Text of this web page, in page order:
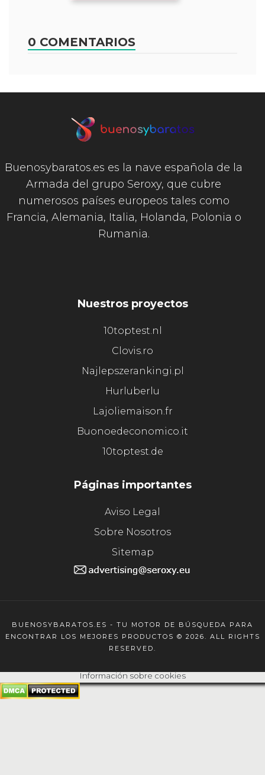
0 COMENTARIOS
Buenosybaratos.es es la nave española de la
Armada del grupo Seroxy, que cubre
numerosos países europeos tales como
Francia, Alemania, Italia, Holanda, Polonia o
Rumania.
Nuestros proyectos
10toptest.nl
Clovis.ro
Najlepszerankingi.pl
Hurluberlu
Lajoliemaison.fr
Buonoedeconomico.it
10toptest.de
Páginas importantes
Aviso Legal
Sobre Nosotros
Sitemap
BUENOSYBARATOS.ES - TU MOTOR DE BÚSQUEDA PARA
ENCONTRAR LOS MEJORES PRODUCTOS © 2026. ALL RIGHTS
RESERVED.
Información sobre cookies